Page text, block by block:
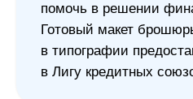
помочь в решении
Готовый макет
в типографии
в Лигу кредитных